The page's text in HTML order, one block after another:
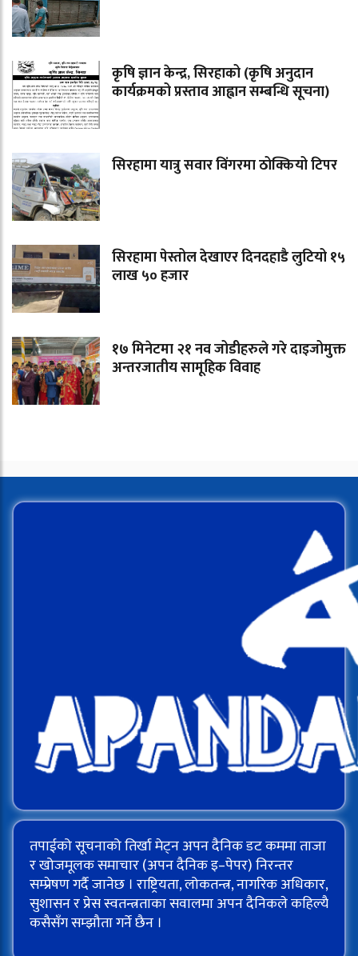
कृषि ज्ञान केन्द्र, सिरहाको (कृषि अनुदान
कार्यक्रमको प्रस्ताव आह्वान सम्बन्धि सूचना)
सिरहामा यात्रु सवार विंगरमा ठोक्कियो टिपर
सिरहामा पेस्तोल देखाएर दिनदहाडै लुटियो १५
लाख ५० हजार
१७ मिनेटमा २१ नव जोडीहरुले गरे दाइजोमुक्त
अन्तरजातीय सामूहिक विवाह
तपाईको सूचनाको तिर्खा मेट्न अपन दैनिक डट कममा ताजा
र खोजमूलक समाचार (अपन दैनिक इ–पेपर) निरन्तर
सम्प्रेषण गर्दै जानेछ । राष्ट्रियता, लोकतन्त्र, नागरिक अधिकार,
सुशासन र प्रेस स्वतन्त्रताका सवालमा अपन दैनिकले कहिल्यै
कसैसँग सम्झौता गर्ने छैन ।